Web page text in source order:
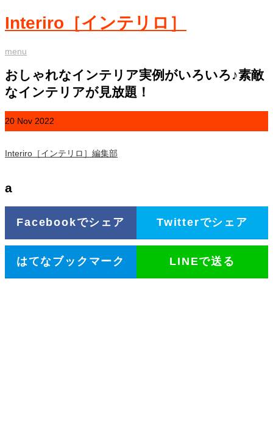
Interiro［インテリロ］
menu
おしゃれなインテリア実例がいろいろ♪素敵
なインテリアが見放題！
20 Nov 2022
Interiro［インテリロ］編集部
a
Facebookでシェア Twitterでシェア
はてなブックマーク LINEで送る